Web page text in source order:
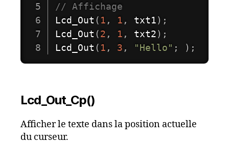
// Affichage
Lcd_Out ( 1 , 1 , txt1) ;
Lcd_Out (2 , 1 , txt2) ;
Lcd_Out ( 1 , 3 , "Hello" ; ) ;
Lcd_Out_Cp()
Afficher le texte dans la position actuelle
du curseur.